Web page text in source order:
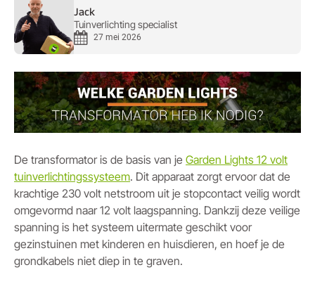
Jack
Tuinverlichting specialist
27 mei 2026
De transformator is de basis van je Garden Lights 12 volt
tuinverlichtingssysteem. Dit apparaat zorgt ervoor dat de
krachtige 230 volt netstroom uit je stopcontact veilig wordt
omgevormd naar 12 volt laagspanning. Dankzij deze veilige
spanning is het systeem uitermate geschikt voor
gezinstuinen met kinderen en huisdieren, en hoef je de
grondkabels niet diep in te graven.